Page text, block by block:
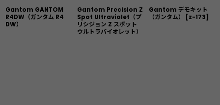
Gantom GANTOM
R4DW（ガンタム R4
DW）
Gantom Precision Z
Spot Ultraviolet（プ
リシジョン Z スポット
ウルトラバイオレット）
Gantom デモキット
（ガンタム）
[z-173]